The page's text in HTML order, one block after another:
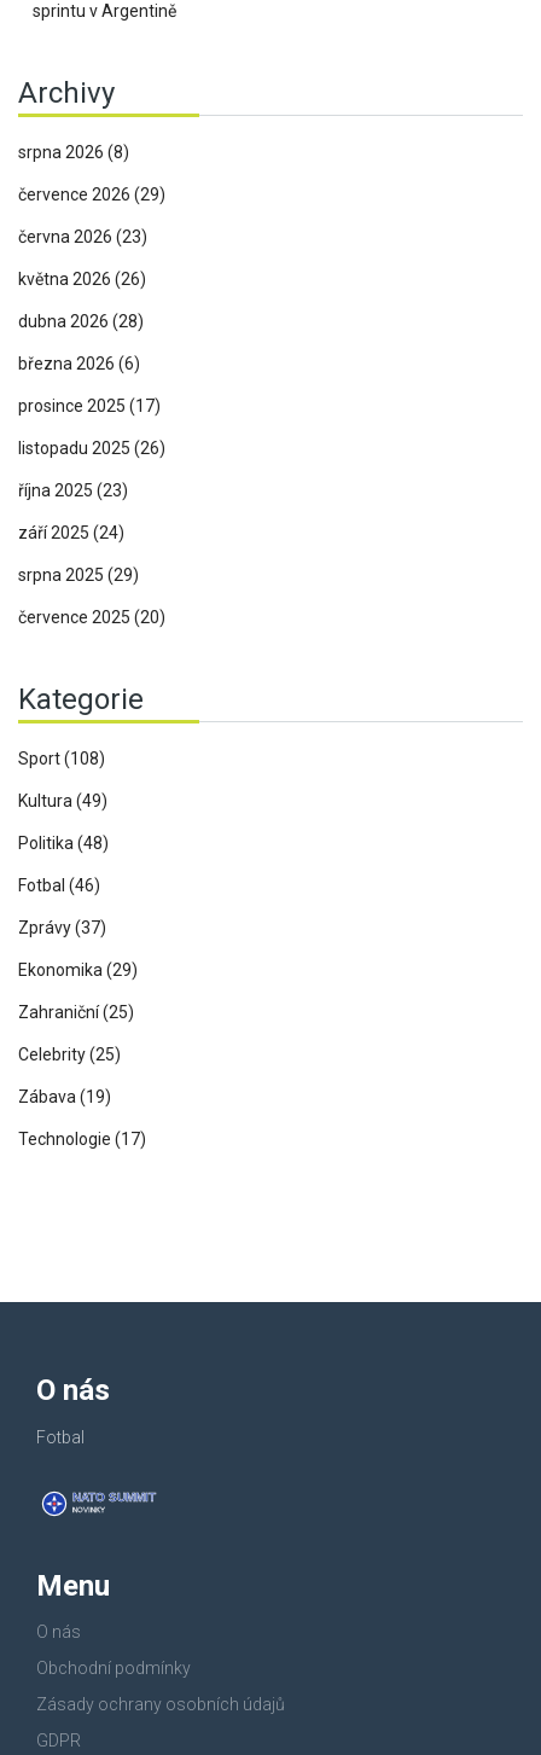
sprintu v Argentině
Archivy
srpna 2026 (8)
července 2026 (29)
června 2026 (23)
května 2026 (26)
dubna 2026 (28)
března 2026 (6)
prosince 2025 (17)
listopadu 2025 (26)
října 2025 (23)
září 2025 (24)
srpna 2025 (29)
července 2025 (20)
Kategorie
Sport(108)
Kultura(49)
Politika(48)
Fotbal (46)
Zprávy(37)
Ekonomika(29)
Zahraniční(25)
Celebrity(25)
Zábava(19)
Technologie (17)
O nás
Fotbal
Menu
O nás
Obchodní podmínky
Zásady ochrany osobních údajů
GDPR